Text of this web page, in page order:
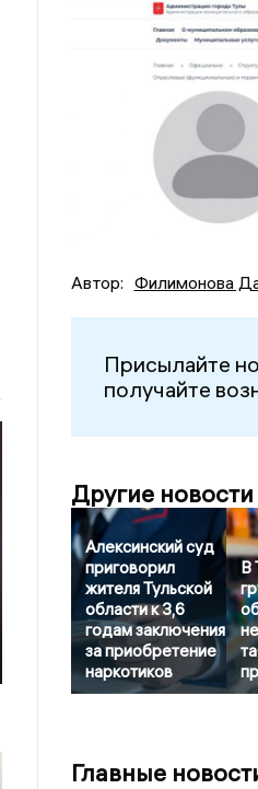
Автор: Филимонова
Присылайте
получайте
Другие
Алексинский суд
приговорил
жителя Тульской
области к 3,6
годам заключения
за приобретение
наркотиков
В
Главные